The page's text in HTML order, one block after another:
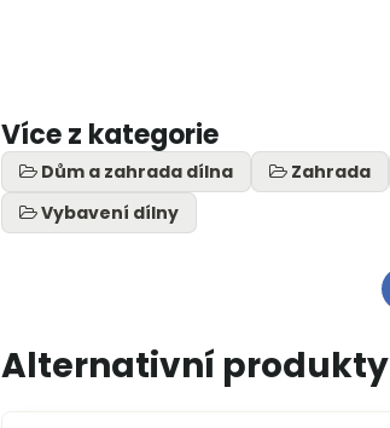
Více z kategorie
Dům a zahrada dílna Zahrada
Vybavení dílny
Alternativní produkty